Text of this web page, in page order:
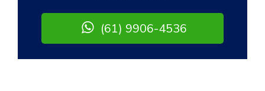
(61) 9906-4536